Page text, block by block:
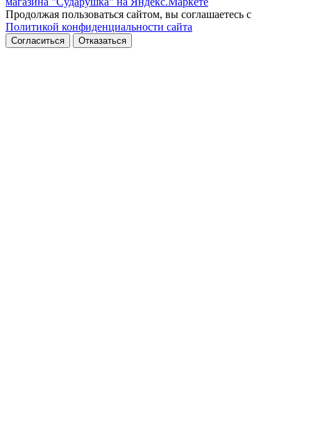
Продолжая пользоваться сайтом, вы соглашаетесь с
Политикой конфиденциальности сайта
Согласиться Отказаться